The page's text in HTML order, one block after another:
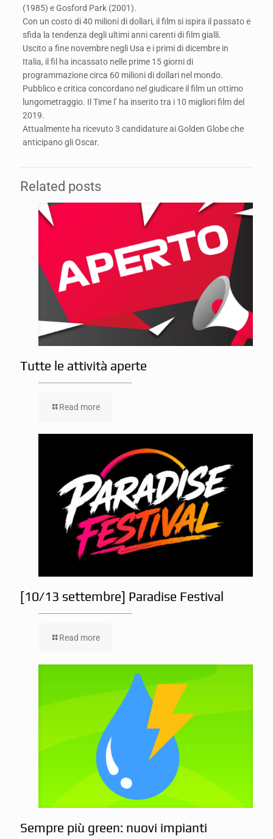
(1985) e Gosford Park (2001).
Con un costo di 40 milioni di dollari, il film si ispira il passato e
sfida la tendenza degli ultimi anni carenti di film gialli.
Uscito a fine novembre negli Usa e i primi di dicembre in
Italia, il fil ha incassato nelle prime 15 giorni di
programmazione circa 60 milioni di dollari nel mondo.
Pubblico e critica concordano nel giudicare il film un ottimo
lungometraggio. Il Time l’ ha inserito tra i 10 migliori film del
2019.
Attualmente ha ricevuto 3 candidature ai Golden Globe che
anticipano gli Oscar.
Related posts
Tutte le attività aperte
Read more
[10/13 settembre] Paradise Festival
Read more
Sempre più green: nuovi impianti